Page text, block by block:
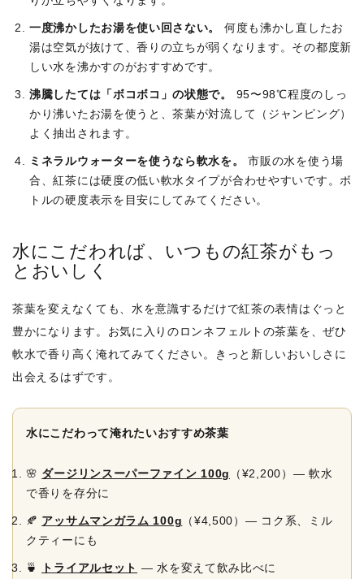
一度沸かしたお湯を使い回さない。
何度も沸かし直したお
湯は空気が抜けて、香りの立ちが弱くなります。その都度新
しい水を沸かすのがおすすめです。
沸騰したては「ボコボコ」の状態で。
95〜98℃程度のしっ
かり沸いたお湯を使うと、茶葉が対流して（ジャンピング）
よく抽出されます。
ミネラルウォーターを使うなら軟水を。
市販の水を使う場
合、紅茶には硬度の低い軟水タイプが合わせやすいです。ボ
トルの硬度表示を目安にしてみてください。
水にこだわれば、いつもの紅茶がもっ
とおいしく
茶葉を変えなくても、水を意識するだけで紅茶の表情はぐっと
豊かになります。お気に入りのロンネフェルトの茶葉を、ぜひ
軟水で香り高く淹れてみてください。きっと新しいおいしさに
出会えるはずです。
水にこだわって淹れたいおすすめ茶葉
🌸 ダージリンスーパーファイン 100g
（¥2,200）― 軟水
で香りを存分に
🍂 アッサムマンガラム 100g （¥4,500）― コク系、ミル
クティーにも
🍵 トライアルセット ― 水を変えて飲み比べに